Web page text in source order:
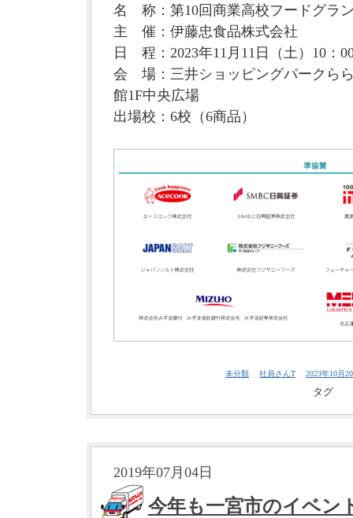
名 称：第10回商業高校フードグラ
主 催：伊藤忠食品株式会社
日 程：2023年11月11日（土）10：
会 場：三井ショッピングパークら
館1F中央広場
出場校：6校（6商品）
未分類 社員さんT 2023年10月
タグ
2019年07月04日
今年も一宮市のイベン